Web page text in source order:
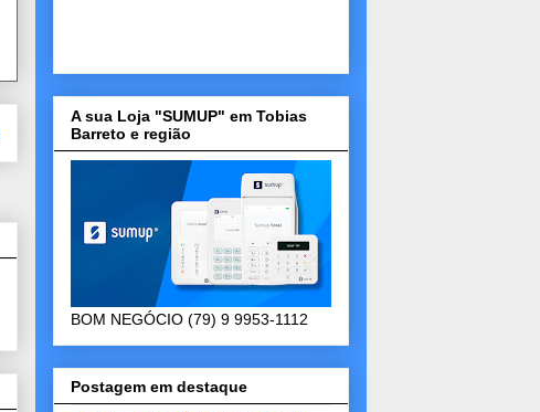
A sua Loja "SUMUP" em Tobias
Barreto e região
BOM NEGÓCIO (79) 9 9953-1112
Postagem em destaque